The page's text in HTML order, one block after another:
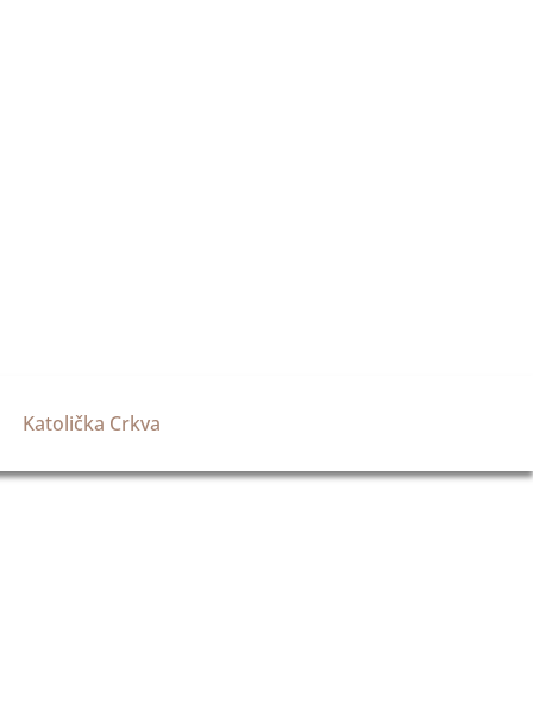
Katolička Crkva